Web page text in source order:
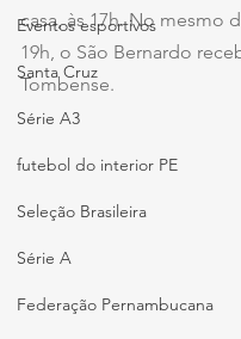
Eventos esportivos
Santa Cruz
Série A3
futebol do interior PE
Seleção Brasileira
Série A
Federação Pernambucana
casa, às 17h. No mesmo
19h, o São Bernardo
Tombense.